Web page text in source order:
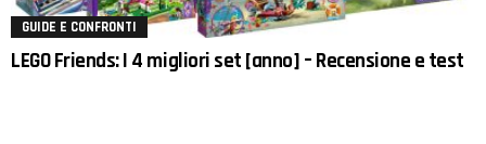
GUIDE E CONFRONTI
LEGO Friends: I 4 migliori set [anno] – Recensione e test